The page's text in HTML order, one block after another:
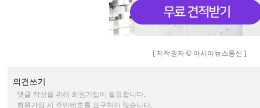
[ 저작권자 © 아시아뉴스통신 ]
의견쓰기
댓글 작성을 위해 회원가입이 필요합니다.
회원가입 시 주민번호를 요구하지 않습니다.